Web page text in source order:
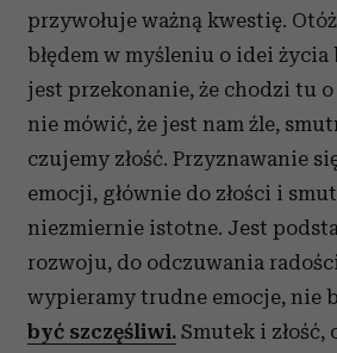
przywołuje ważną kwestię.
błędem w myśleniu o idei życia
jest przekonanie, że chodzi tu
nie mówić, że jest nam źle,
czujemy złość. Przyznawanie
emocji, głównie do złości i
niezmiernie istotne. Jest
rozwoju, do odczuwania
wypieramy trudne emocje, nie
być szczęśliwi. Smutek i złość,